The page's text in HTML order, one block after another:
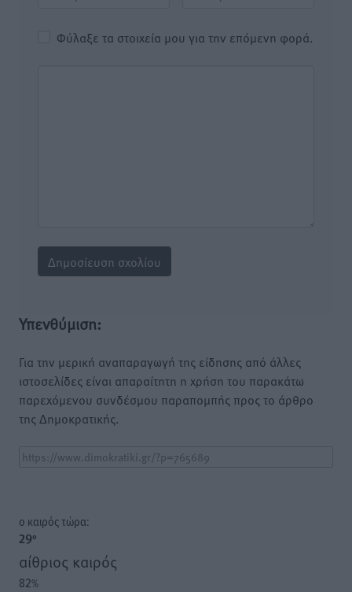
Φύλαξε τα στοιχεία μου για την επόμενη φορά.
Υπενθύμιση:
Για την μερική αναπαραγωγή της είδησης από άλλες
ιστοσελίδες είναι απαραίτητη η χρήση του παρακάτω
παρεχόμενου συνδέσμου παραπομπής προς το άρθρο
της Δημοκρατικής.
o καιρός τώρα:
29°
αίθριος καιρός
82%